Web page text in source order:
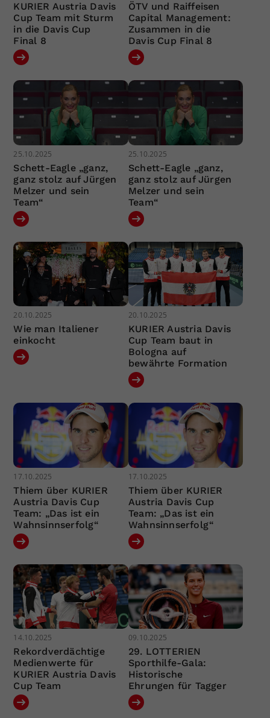
KURIER Austria Davis
Cup Team mit Sturm
in die Davis Cup
Final 8
ÖTV und Raiffeisen
Capital Management:
Zusammen in die
Davis Cup Final 8
25.10.2025
Schett-Eagle „ganz,
ganz stolz auf Jürgen
Melzer und sein
Team“
25.10.2025
Schett-Eagle „ganz,
ganz stolz auf Jürgen
Melzer und sein
Team“
20.10.2025
Wie man Italiener
einkocht
20.10.2025
KURIER Austria Davis
Cup Team baut in
Bologna auf
bewährte Formation
17.10.2025
Thiem über KURIER
Austria Davis Cup
Team: „Das ist ein
Wahnsinnserfolg“
17.10.2025
Thiem über KURIER
Austria Davis Cup
Team: „Das ist ein
Wahnsinnserfolg“
14.10.2025
Rekordverdächtige
Medienwerte für
KURIER Austria Davis
Cup Team
09.10.2025
29. LOTTERIEN
Sporthilfe-Gala:
Historische
Ehrungen für Tagger